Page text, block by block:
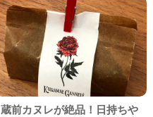
蔵前カヌレが絶品！日持ちや